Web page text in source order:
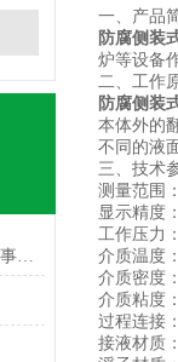
20液位计工作原理和安装调试注意事项（一）
一、产品
防腐侧装
炉等设备
二、工作
防腐侧装
本体外的
不同的液
三、技术
测量范围
显示精度
工作压力
介质温度
介质密度
介质粘度
过程连接
接液材质